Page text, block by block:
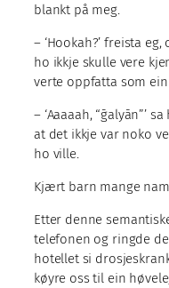
blankt på meg.
– ‘Hookah?’ freista
ho ikkje skulle vere
verte oppfatta som
– ‘Aaaaah, “ḡalyān”’
at det ikkje var noko
ho ville.
Kjært barn mange
Etter denne
telefonen og ringde
hotellet si
køyre oss til ein